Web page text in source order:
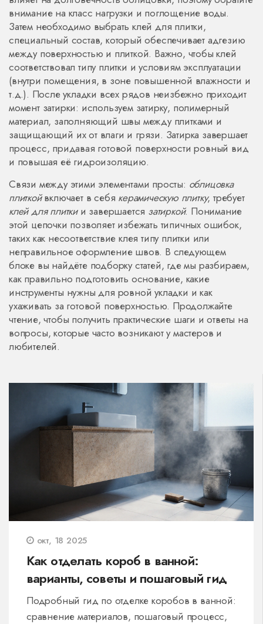
внимание на класс нагрузки и поглощение воды.
Затем необходимо выбратьклей для плитки,
специальный состав, который обеспечивает адгезию
между поверхностью и плиткой. Важно, чтобы клей
соответствовал типу плитки и условиям эксплуатации
(внутри помещения, в зоне повышенной влажности и
т.д.). После укладки всех рядов неизбежно приходит
момент затирки: используем затирку, полимерный
материал, заполняющий швы между плитками и
защищающий их от влаги и грязи. Затирка завершает
процесс, придавая готовой поверхности ровный вид
и повышая её гидроизоляцию.
Связи между этими элементами просты: облицовка
плиткойвключает в себя керамическую плитку, требует
клей для плиткии завершается затиркой. Понимание
этой цепочки позволяет избежать типичных ошибок,
таких как несоответствие клея типу плитки или
неправильное оформление швов. В следующем
блоке вы найдёте подборку статей, где мы разбираем,
как правильно подготовить основание, какие
инструменты нужны для ровной укладки и как
ухаживать за готовой поверхностью. Продолжайте
чтение, чтобы получить практические шаги и ответы на
вопросы, которые часто возникают у мастеров и
любителей.
окт, 18 2025
Как отделать короб в ванной:
варианты, советы и пошаговый гид
Подробный гид по отделке коробов в ванной:
сравнение материалов, пошаговый процесс,